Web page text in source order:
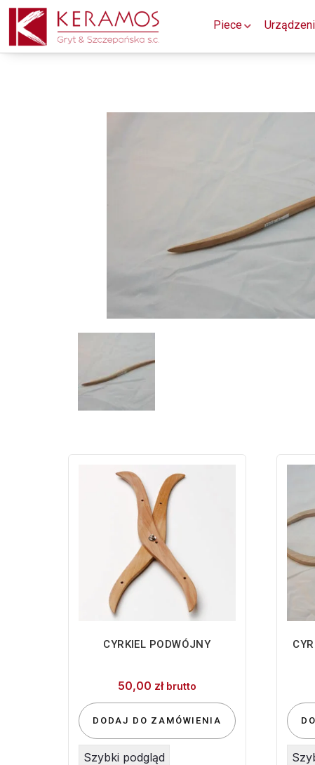
Piece
CYRKIEL PODWÓJNY
50,00 zł brutto
DODAJ DO ZAMÓWIENIA
Szybki podgląd